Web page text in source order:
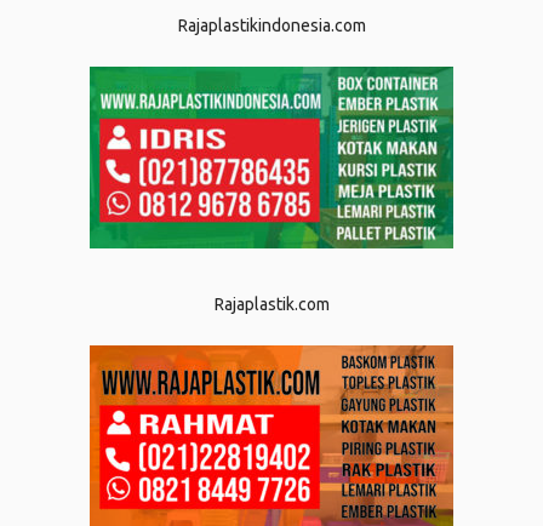
Rajaplastikindonesia.com
Rajaplastik.com